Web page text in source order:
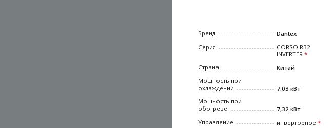
Бренд
Dantex
Серия
CORSO R32
INVERTER
Страна
Китай
Мощность при
охлаждении
7,03 кВт
Мощность при
обогреве
7,32 кВт
Управление
инверторное